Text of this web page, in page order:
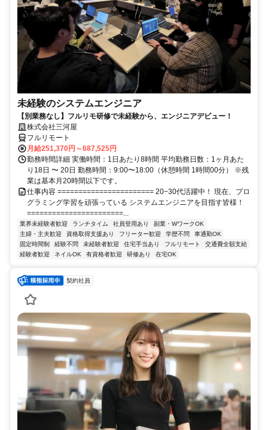
未経験のシステムエンジニア
【別業務なし】フルリモ研修で未経験から、エンジニアデビュー！
株式会社三河屋
フルリモート
月給251,370円～687,525円
勤務時間詳細 実働時間：1日あたり8時間 平均勤務日数：1ヶ月あた
り18日 〜 20日 勤務時間：9:00〜18:00（休憩時間 1時間00分） ※残
業は基本月20時間以下です。
仕事内容 ======================= 20−30代活躍中！ 現在、プロ
グラミング学習を頑張っている システムエンジニアを目指す皆様！
=======================...
業界未経験者歓迎 ランチタイム 社員登用あり
副業・WワークOK
主婦・主夫歓迎
資格取得支援あり フリーター歓迎 学歴不問
車通勤OK
固定時間制
経験不問 未経験者歓迎 住宅手当あり フルリモート
交通費全額支給
経験者歓迎
ネイルOK 有資格者歓迎 研修あり 在宅OK
契約社員